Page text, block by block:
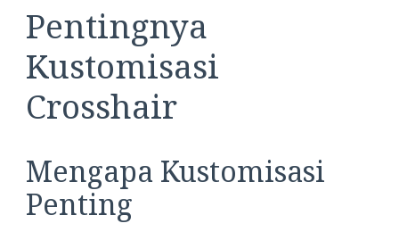
Pentingnya
Kustomisasi
Crosshair
Mengapa Kustomisasi
Penting